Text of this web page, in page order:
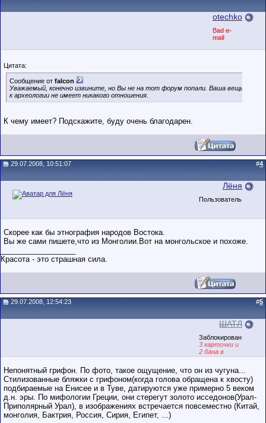
otechko
Bad e-
mail
Цитата:
Сообщение от falcon
Уважаемый, конечно извините, но Вы не на тот форум попали. Ваша вещь
к археологии не имеет никакого отношения.
К чему имеет? Подскажите, буду очень благодарен.
29.07.2008, 10:51:07 #4
Лёня
Пользователь
Скорее как бы этнография народов Востока.
Вы же сами пишете,что из Монголии.Вот на монгольское и похоже.
Красота - это страшная сила.
29.07.2008, 12:54:23 #5
ШАТЛ
Заблокирован
3 карточки и
2 бана в
послужном
Непонятный грифон. По фото, такое ощущение, что он из чугуна...
Стилизованные бляжки с грифоном(когда голова обращена к хвосту)
подбираемые на Енисее и в Туве, датируются уже примерно 5 веком
д.н. эры. По мифологии Греции, они стерегут золото исседонов(Урал-
Приполярный Урал), в изображениях встречается повсеместно (Китай,
монголия, Бактрия, Россия, Сирия, Египет, ...)